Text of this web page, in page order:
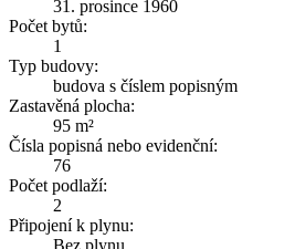
31. prosince 1960
Počet bytů:
1
Typ budovy:
budova s číslem popisným
Zastavěná plocha:
95 m²
Čísla popisná nebo evidenční:
76
Počet podlaží:
2
Připojení k plynu: